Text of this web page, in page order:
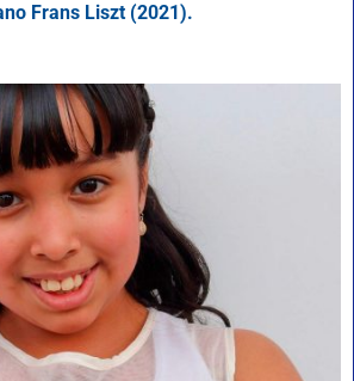
Frans Liszt (2021).